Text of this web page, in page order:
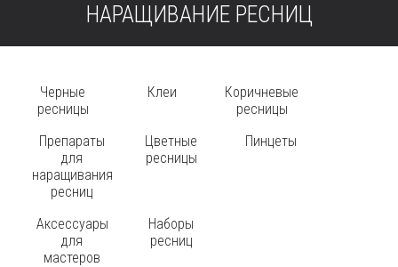
НАРАЩИВАНИЕ РЕСНИЦ
Черные
ресницы
Клеи
Коричневые
ресницы
Препараты
для
наращивания
ресниц
Цветные
ресницы
Пинцеты
Аксессуары
для
мастеров
Наборы
ресниц